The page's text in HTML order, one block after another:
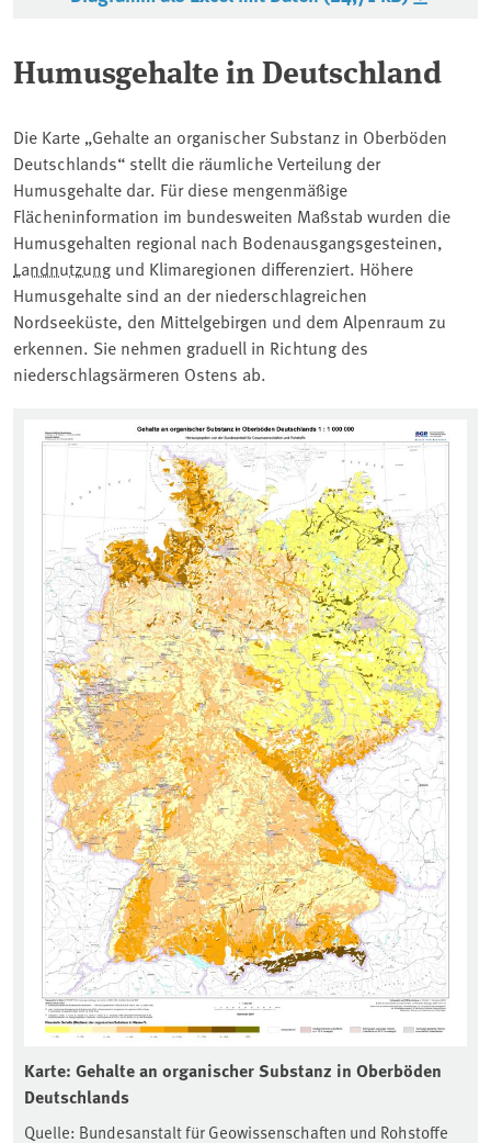
Humusgehalte in Deutschland
Die Karte „Gehalte an organischer Substanz in Oberböden
Deutschlands“ stellt die räumliche Verteilung der
Humusgehalte dar. Für diese mengenmäßige
Flächeninformation im bundesweiten Maßstab wurden die
Humusgehalten regional nach Bodenausgangsgesteinen,
Landnutzung und Klimaregionen differenziert. Höhere
Humusgehalte sind an der niederschlagreichen
Nordseeküste, den Mittelgebirgen und dem Alpenraum zu
erkennen. Sie nehmen graduell in Richtung des
niederschlagsärmeren Ostens ab.
Karte: Gehalte an organischer Substanz in Oberböden
Deutschlands
Quelle: Bundesanstalt für Geowissenschaften und Rohstoffe